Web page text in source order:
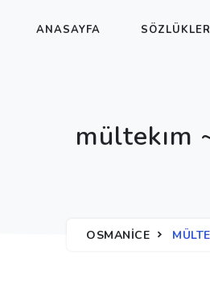
ANASAYFA SÖZLÜKLER
OSMANICE